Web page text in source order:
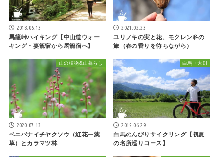
2018.06.13
馬籠峠ハイキング【中山道ウォー
キング・妻籠宿から馬籠宿へ】
2021.02.23
ユリノキの実と花、モクレン科の
旅（春の香りを待ちながら）
山の植物&山暮らし
2020.07.13
ベニバナイチヤクソウ（紅花一薬
草）とカラマツ林
白馬・大町
2019.06.29
白馬のんびりサイクリング【初夏
の名所巡りコース】